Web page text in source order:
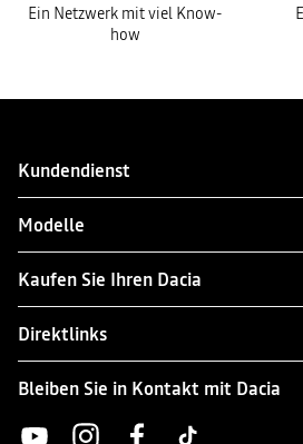
Ein Netzwerk mit viel Know-
how
Kundendienst
Modelle
Kaufen Sie Ihren Dacia
Direktlinks
Bleiben Sie in Kontakt mit Dacia